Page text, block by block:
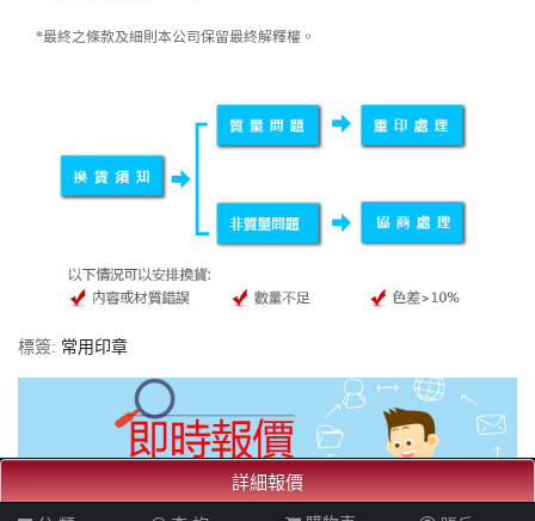
*最終之條款及細則本公司保留最終解釋權。
標簽: 常用印章
詳細報價